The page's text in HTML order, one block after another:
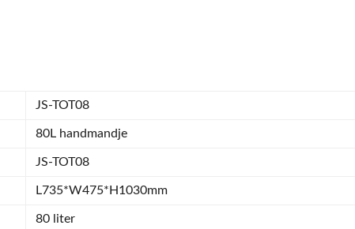
JS-TOT08
80L handmandje
JS-TOT08
L735*W475*H1030mm
80 liter